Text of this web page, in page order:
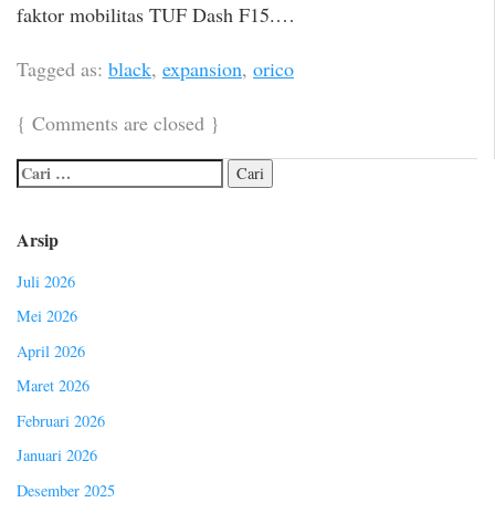
faktor mobilitas TUF Dash F15.…
Tagged as: black, expansion, orico
{ Comments are closed }
Arsip
Juli 2026
Mei 2026
April 2026
Maret 2026
Februari 2026
Januari 2026
Desember 2025